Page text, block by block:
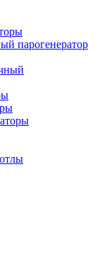
парогенератор